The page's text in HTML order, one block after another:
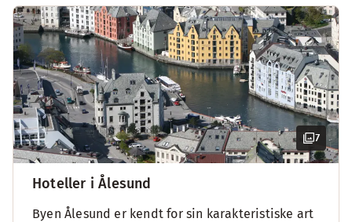
7
Hoteller i Ålesund
Byen Ålesund er kendt for sin karakteristiske art